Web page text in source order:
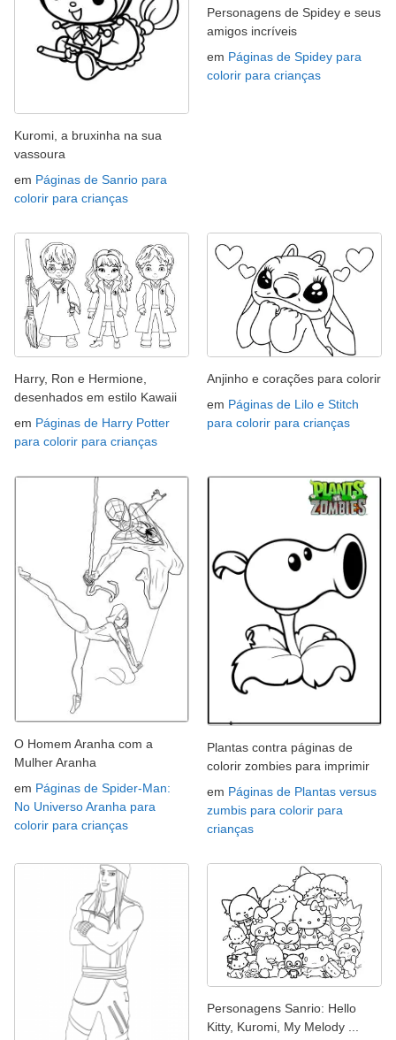
Kuromi, a bruxinha na sua
vassoura
em Páginas de Sanrio para
colorir para crianças
Personagens de Spidey e seus
amigos incríveis
em Páginas de Spidey para
colorir para crianças
Harry, Ron e Hermione,
desenhados em estilo Kawaii
em Páginas de Harry Potter
para colorir para crianças
Anjinho e corações para colorir
em Páginas de Lilo e Stitch
para colorir para crianças
O Homem Aranha com a
Mulher Aranha
em Páginas de Spider-Man:
No Universo Aranha para
colorir para crianças
Plantas contra páginas de
colorir zombies para imprimir
em Páginas de Plantas versus
zumbis para colorir para
crianças
Personagens Sanrio: Hello
Kitty, Kuromi, My Melody ...